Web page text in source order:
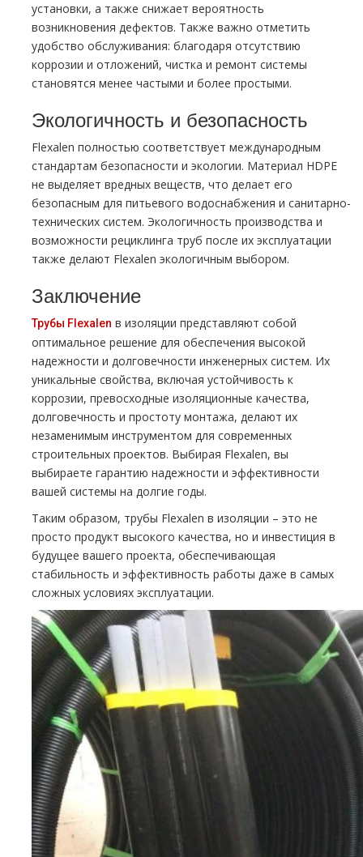
установки, а также снижает вероятность
возникновения дефектов. Также важно отметить
удобство обслуживания: благодаря отсутствию
коррозии и отложений, чистка и ремонт системы
становятся менее частыми и более простыми.
Экологичность и безопасность
Flexalen полностью соответствует международным
стандартам безопасности и экологии. Материал HDPE
не выделяет вредных веществ, что делает его
безопасным для питьевого водоснабжения и санитарно-
технических систем. Экологичность производства и
возможности рециклингa труб после их эксплуатации
также делают Flexalen экологичным выбором.
Заключение
Трубы Flexalen в изоляции представляют собой
оптимальное решение для обеспечения высокой
надежности и долговечности инженерных систем. Их
уникальные свойства, включая устойчивость к
коррозии, превосходные изоляционные качества,
долговечность и простоту монтажа, делают их
незаменимым инструментом для современных
строительных проектов. Выбирая Flexalen, вы
выбираете гарантию надежности и эффективности
вашей системы на долгие годы.
Таким образом, трубы Flexalen в изоляции – это не
просто продукт высокого качества, но и инвестиция в
будущее вашего проекта, обеспечивающая
стабильность и эффективность работы даже в самых
сложных условиях эксплуатации.